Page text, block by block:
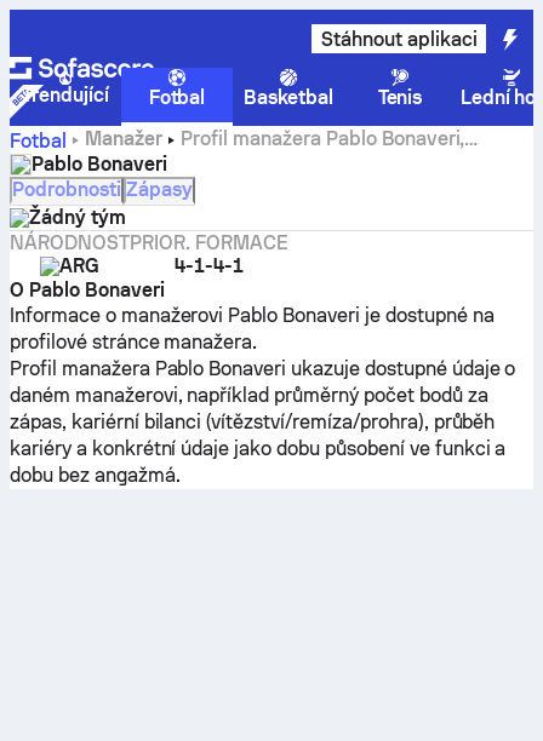
Stáhnout aplikaci
Trendující Fotbal Basketbal Tenis
Lední
Fotbal
Manažer
Profil manažera Pablo Bonaveri,
statistiky a historie kariéry
Pablo Bonaveri
Podrobnosti Zápasy
Žádný tým
NÁRODNOST
ARG
PRIOR. FORMACE
4-1-4-1
O Pablo Bonaveri
Informace o manažerovi Pablo Bonaveri je dostupné na
profilové stránce manažera.
Profil manažera Pablo Bonaveri ukazuje dostupné údaje o
daném manažerovi, například průměrný počet bodů za
zápas, kariérní bilanci (vítězství/remíza/prohra), průběh
kariéry a konkrétní údaje jako dobu působení ve funkci a
dobu bez angažmá.